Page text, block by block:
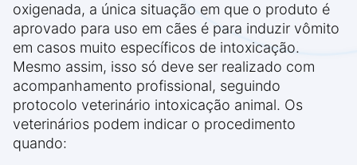
oxigenada, a única situação em que o produto é
aprovado para uso em cães é para induzir vômito
em casos muito específicos de intoxicação.
Mesmo assim, isso só deve ser realizado com
acompanhamento profissional, seguindo
protocolo veterinário intoxicação animal. Os
veterinários podem indicar o procedimento
quando: